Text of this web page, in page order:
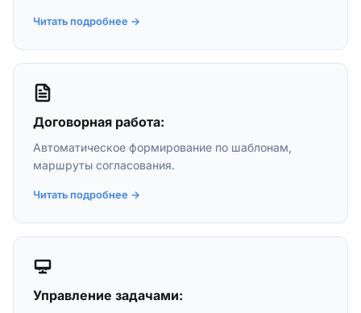
Читать подробнее →
Договорная работа:
Автоматическое формирование по шаблонам,
маршруты согласования.
Читать подробнее →
Управление задачами: